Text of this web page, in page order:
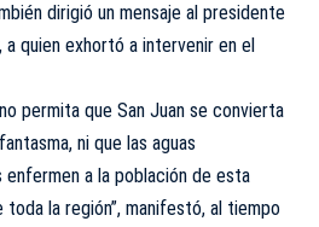
dirigió un mensaje al presidente
a quien exhortó a intervenir en el
permita que San Juan se convierta
ni que las aguas
enfermen a la población de esta
toda la región”, manifestó, al tiempo